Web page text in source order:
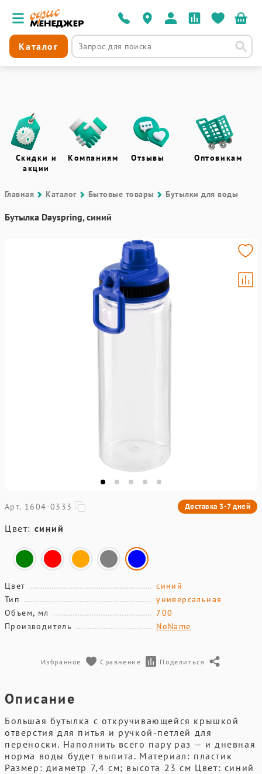
Каталог
Скидки и
акции
Компаниям Отзывы Оптовикам
Главная Каталог Бытовые товары Бутылки для воды
Бутылка Dayspring, синий
Арт. 1604-0333 Доставка 3-7 дней
Цвет: синий
Цвет
синий
Тип
универсальная
Объем, мл
700
Производитель
NoName
Избранное Сравнение Поделиться
Описание
Большая бутылка с откручивающейся крышкой
отверстия для питья и ручкой-петлей для
переноски. Наполнить всего пару раз — и дневная
норма воды будет выпита. Материал: пластик
Размер: диаметр 7,4 см; высота 23 см Цвет: синий